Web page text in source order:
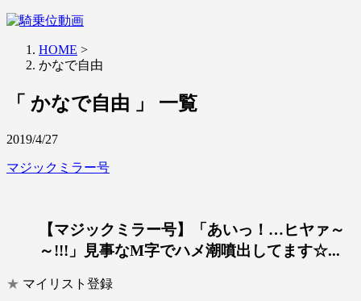
HOME >
かなで自由
「 かなで自由 」 一覧
2019/4/27
マジックミラー号
【マジックミラー号】「あいっ！…ヒヤァ～
～!!!」見事なM字でハメ潮噴出してます☆...
★ マイリスト登録